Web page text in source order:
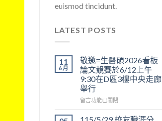
euismod tincidunt.
LATEST POSTS
11
6 月
敬邀=生醫碩2026看板
論文競賽於6/12上午
9:30在D區3樓中央走廊
舉行
在
邀
留言功能已關閉